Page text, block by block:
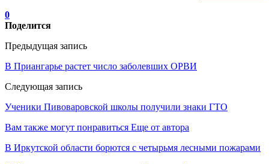
0
Поделится
Предыдущая запись
В Приангарье растет число заболевших ОРВИ
Следующая запись
Ученики Пивоваровской школы получили знаки ГТО
Вам также могут понравиться Еще от автора
В Иркутской области борются с четырьмя лесными пожарами